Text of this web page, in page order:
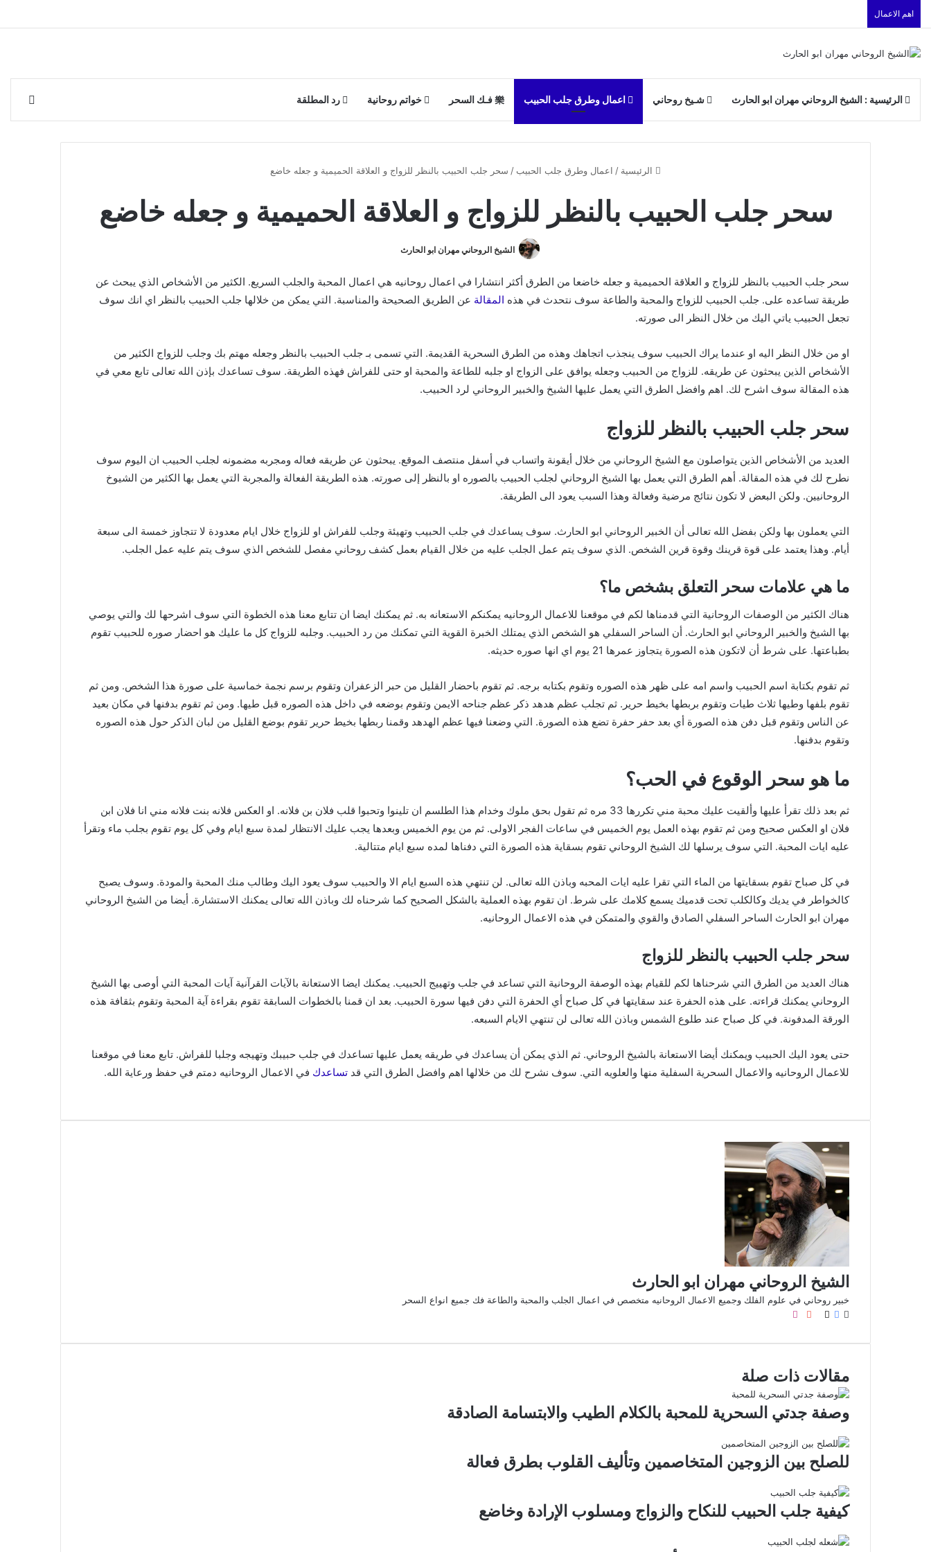
اهم الاعمال
الرئيسية : الشيخ الروحاني مهران ابو الحارث شـيخ روحاني اعمال وطرق جلب الحبيب فـك السحر خواتم روحانية رد المطلقة
الرئيسية / اعمال وطرق جلب الحبيب / سحر جلب الحبيب بالنظر للزواج و العلاقة الحميمية و جعله خاضع
سحر جلب الحبيب بالنظر للزواج و العلاقة الحميمية و جعله خاضع
الشيخ الروحاني مهران ابو الحارث
سحر جلب الحبيب بالنظر للزواج و العلاقة الحميمية و جعله خاضعا من الطرق أكثر انتشارا في اعمال روحانيه هي اعمال المحبة والجلب السريع. الكثير من الأشخاص الذي يبحث عن
طريقة تساعده على. جلب الحبيب للزواج والمحبة والطاعة سوف نتحدث في هذه المقالة عن الطريق الصحيحة والمناسبة. التي يمكن من خلالها جلب الحبيب بالنظر اي انك سوف
تجعل الحبيب ياتي اليك من خلال النظر الى صورته.
او من خلال النظر اليه او عندما يراك الحبيب سوف ينجذب اتجاهك وهذه من الطرق السحرية القديمة. التي تسمى بـ جلب الحبيب بالنظر وجعله مهتم بك وجلب للزواج الكثير من
الأشخاص الذين يبحثون عن طريقه. للزواج من الحبيب وجعله يوافق على الزواج او جلبه للطاعة والمحبة او حتى للفراش فهذه الطريقة. سوف تساعدك بإذن الله تعالى تابع معي في
هذه المقالة سوف اشرح لك. اهم وافضل الطرق التي يعمل عليها الشيخ والخبير الروحاني لرد الحبيب.
سحر جلب الحبيب بالنظر للزواج
العديد من الأشخاص الذين يتواصلون مع الشيخ الروحاني من خلال أيقونة واتساب في أسفل منتصف الموقع. يبحثون عن طريقه فعاله ومجربه مضمونه لجلب الحبيب ان اليوم سوف
نطرح لك في هذه المقالة. أهم الطرق التي يعمل بها الشيخ الروحاني لجلب الحبيب بالصوره او بالنظر إلى صورته. هذه الطريقة الفعالة والمجربة التي يعمل بها الكثير من الشيوخ
الروحانيين. ولكن البعض لا تكون نتائج مرضية وفعالة وهذا السبب يعود الى الطريقة.
التي يعملون بها ولكن بفضل الله تعالى أن الخبير الروحاني ابو الحارث. سوف يساعدك في جلب الحبيب وتهيئة وجلب للفراش او للزواج خلال ايام معدودة لا تتجاوز خمسة الى سبعة
أيام. وهذا يعتمد على قوة قرينك وقوة قرين الشخص. الذي سوف يتم عمل الجلب عليه من خلال القيام بعمل كشف روحاني مفصل للشخص الذي سوف يتم عليه عمل الجلب.
ما هي علامات سحر التعلق بشخص ما؟
هناك الكثير من الوصفات الروحانية التي قدمناها لكم في موقعنا للاعمال الروحانيه يمكنكم الاستعانه به. ثم يمكنك ايضا ان تتابع معنا هذه الخطوة التي سوف اشرحها لك والتي يوصي
بها الشيخ والخبير الروحاني ابو الحارث. أن الساحر السفلي هو الشخص الذي يمتلك الخبرة القوية التي تمكنك من رد الحبيب. وجلبه للزواج كل ما عليك هو احضار صوره للحبيب تقوم
بطباعتها. على شرط أن لاتكون هذه الصورة يتجاوز عمرها 21 يوم اي انها صوره حديثه.
ثم تقوم بكتابة اسم الحبيب واسم امه على ظهر هذه الصوره وتقوم بكتابه برجه. ثم تقوم باحضار القليل من حبر الزعفران وتقوم برسم نجمة خماسية على صورة هذا الشخص. ومن ثم
تقوم بلفها وطيها ثلاث طيات وتقوم بربطها بخيط حرير. ثم تجلب عظم هدهد ذكر عظم جناحه الايمن وتقوم بوضعه في داخل هذه الصوره قبل طيها. ومن ثم تقوم بدفنها في مكان بعيد
عن الناس وتقوم قبل دفن هذه الصورة أي بعد حفر حفرة تضع هذه الصورة. التي وضعنا فيها عظم الهدهد وقمنا ربطها بخيط حرير تقوم بوضع القليل من لبان الذكر حول هذه الصوره
وتقوم بدفنها.
ما هو سحر الوقوع في الحب؟
ثم بعد ذلك تقرأ عليها وألقيت عليك محبة مني تكررها 33 مره ثم تقول بحق ملوك وخدام هذا الطلسم ان تلينوا وتحبوا قلب فلان بن فلانه. او العكس فلانه بنت فلانه مني انا فلان ابن
فلان او العكس صحيح ومن ثم تقوم بهذه العمل يوم الخميس في ساعات الفجر الاولى. ثم من يوم الخميس وبعدها يجب عليك الانتظار لمدة سبع ايام وفي كل يوم تقوم بجلب ماء وتقرأ
عليه ايات المحبة. التي سوف يرسلها لك الشيخ الروحاني تقوم بسقاية هذه الصورة التي دفناها لمده سبع ايام متتالية.
في كل صباح تقوم بسقايتها من الماء التي تقرا عليه ايات المحبه وباذن الله تعالى. لن تنتهي هذه السبع ايام الا والحبيب سوف يعود اليك وطالب منك المحبة والمودة. وسوف يصبح
كالخواطر في يديك وكالكلب تحت قدميك يسمع كلامك على شرط. ان تقوم بهذه العملية بالشكل الصحيح كما شرحناه لك وباذن الله تعالى يمكنك الاستشارة. أيضا من الشيخ الروحاني
مهران ابو الحارث الساحر السفلي الصادق والقوي والمتمكن في هذه الاعمال الروحانيه.
سحر جلب الحبيب بالنظر للزواج
هناك العديد من الطرق التي شرحناها لكم للقيام بهذه الوصفة الروحانية التي تساعد في جلب وتهييج الحبيب. يمكنك ايضا الاستعانة بالآيات القرآنية آيات المحبة التي أوصى بها الشيخ
الروحاني يمكنك قراءته. على هذه الحفرة عند سقايتها في كل صباح أي الحفرة التي دفن فيها سورة الحبيب. بعد ان قمنا بالخطوات السابقة تقوم بقراءة آية المحبة وتقوم بثقافة هذه
الورقة المدفونة. في كل صباح عند طلوع الشمس وباذن الله تعالى لن تنتهي الايام السبعه.
حتى يعود اليك الحبيب ويمكنك أيضا الاستعانة بالشيخ الروحاني. ثم الذي يمكن أن يساعدك في طريقه يعمل عليها تساعدك في جلب حبيبك وتهيجه وجلبا للفراش. تابع معنا في موقعنا
للاعمال الروحانيه والاعمال السحرية السفلية منها والعلويه التي. سوف نشرح لك من خلالها اهم وافضل الطرق التي قد تساعدك في الاعمال الروحانيه دمتم في حفظ ورعاية الله.
الشيخ الروحاني مهران ابو الحارث
خبير روحاني في علوم الفلك وجميع الاعمال الروحانيه متخصص في اعمال الجلب والمحبة والطاعة فك جميع انواع السحر
موقعفيسبوكلينكدإن
صور
فليكر
يوتيوب
بينتيريست
مقالات ذات صلة
وصفة جدتي السحرية للمحبة بالكلام الطيب والابتسامة الصادقة
للصلح بين الزوجين المتخاصمين وتأليف القلوب بطرق فعالة
كيفية جلب الحبيب للنكاح والزواج ومسلوب الإرادة وخاضع